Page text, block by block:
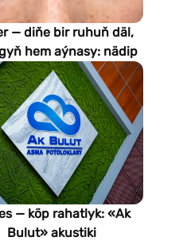
— diňe bir ruhuň däl,
hem aýnasy: nädip
aň keselleri suratlar
arkaly anyklaýar?
— köp rahatlyk: «Ak
Bulut» akustiki